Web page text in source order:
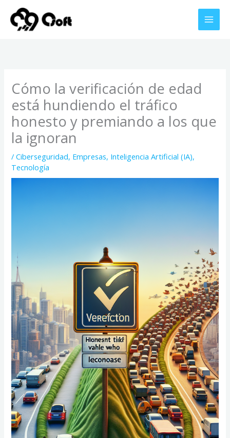
contenido
Cómo la verificación de edad
está hundiendo el tráfico
honesto y premiando a los que
la ignoran
/Ciberseguridad, Empresas, Inteligencia Artificial (IA),
Tecnología